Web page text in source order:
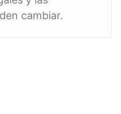
cambiar.